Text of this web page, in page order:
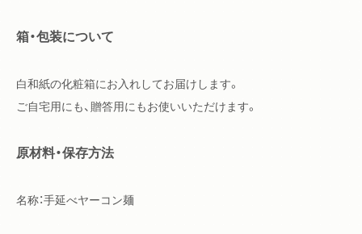
箱・包装について
白和紙の化粧箱にお入れしてお届けします。
ご自宅用にも、贈答用にもお使いいただけます。
原材料・保存方法
名称：手延べヤーコン麺